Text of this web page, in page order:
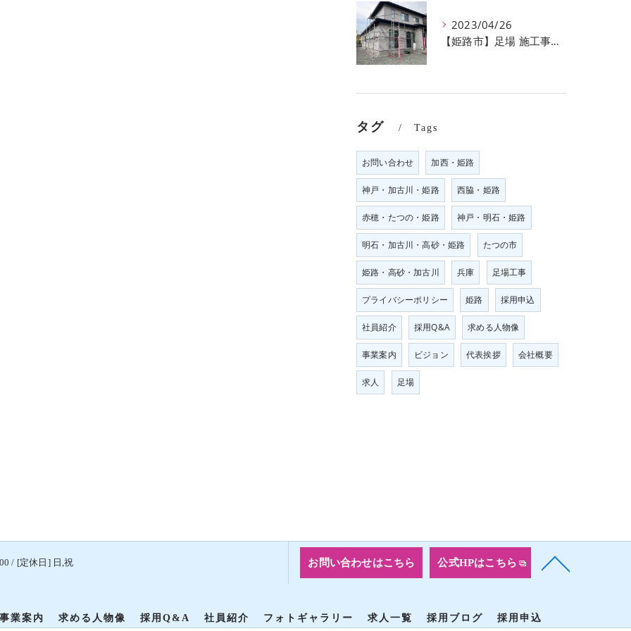
2023/04/26
【姫路市】足場 施工事例のご紹介♪【株式会社ever】
タグ Tags
お問い合わせ 加西・姫路
神戸・加古川・姫路 西脇・姫路
赤穂・たつの・姫路 神戸・明石・姫路
明石・加古川・高砂・姫路 たつの市
姫路・高砂・加古川 兵庫 足場工事
プライバシーポリシー 姫路 採用申込
社員紹介 採用Q&A 求める人物像
事業案内 ビジョン 代表挨拶 会社概要
求人 足場
/ [定休日] 日,祝 お問い合わせはこちら 公式HPはこちら
業案内 求める人物像 採用Q&A 社員紹介 フォトギャラリー 求人一覧 採用ブログ 採用申込